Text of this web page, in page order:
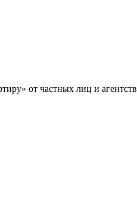
от частных лиц и агентств